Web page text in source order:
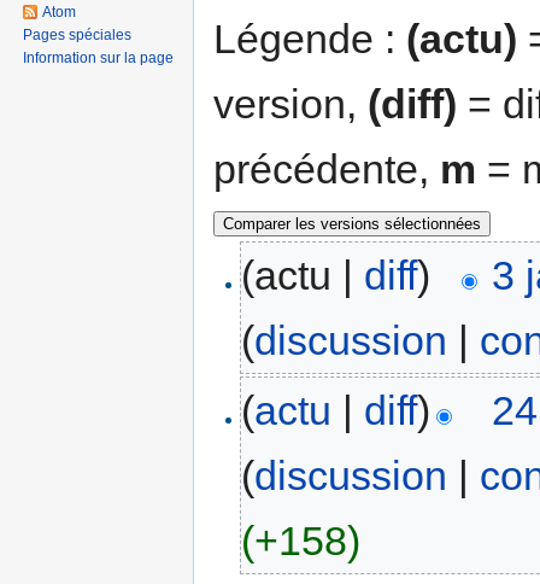
Légende : (actu)
version, (diff) =
précédente, m =
(actu | diff)
3
(discussion |
(actu | diff)
(discussion |
(+158)
Atom
Pages spéciales
Information sur la page